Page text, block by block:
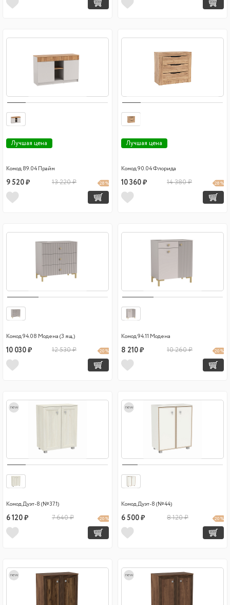
Лучшая цена
Комод 89.04 Прайм
9 520 ₽ 13 220 ₽ 28 %
Лучшая цена
Комод 90.04 Флорида
10 360 ₽ 14 380 ₽ 28 %
Комод 94.08 Модена (3 ящ.)
10 030 ₽ 12 530 ₽ 20 %
Комод 94.11 Модена
8 210 ₽ 10 260 ₽ 20 %
new
Комод Дуэт-8 (№37.1)
6 120 ₽ 7 640 ₽ 20 %
new
Комод Дуэт-8 (№44)
6 500 ₽ 8 120 ₽ 20 %
new new